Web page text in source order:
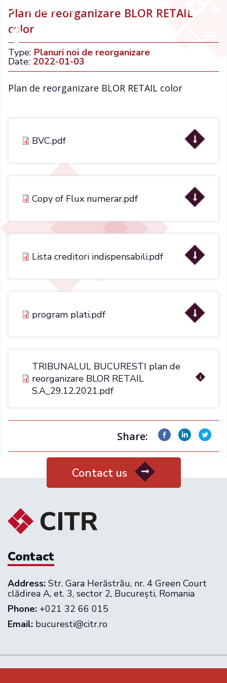
+021 32 66 015
Plan de reorganizare BLOR RETAIL
color
Type: Planuri noi de reorganizare
Date: 2022-01-03
Plan de reorganizare BLOR RETAIL color
BVC.pdf
Copy of Flux numerar.pdf
Lista creditori indispensabili.pdf
program plati.pdf
TRIBUNALUL BUCURESTI plan de
reorganizare BLOR RETAIL
S.A_29.12.2021.pdf
Share:
Contact us
Contact
Address: Str. Gara Herăstrău, nr. 4 Green Court
clădirea A, et. 3, sector 2, București, Romania
Phone: +021 32 66 015
Email: bucuresti@citr.ro